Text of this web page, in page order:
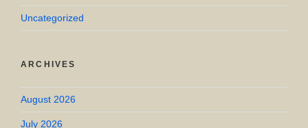
Uncategorized
ARCHIVES
August 2026
July 2026